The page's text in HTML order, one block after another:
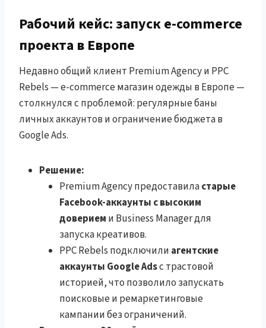
Рабочий кейс: запуск e-commerce
проекта в Европе
Недавно общий клиент Premium Agency и PPC
Rebels — e-commerce магазин одежды в Европе —
столкнулся с проблемой: регулярные баны
личных аккаунтов и ограничение бюджета в
Google Ads.
Решение:
Premium Agency предоставиластарые
Facebook-аккаунты с высоким
доверием и Business Manager для
запуска креативов.
PPC Rebels подключили агентские
аккаунты Google Adsс трастовой
историей, что позволило запускать
поисковые и ремаркетинговые
кампании без ограничений.